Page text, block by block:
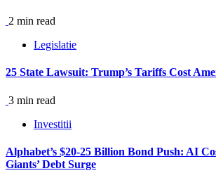
2 min read
Legislatie
25 State Lawsuit: Trump’s Tariffs Cost
3 min read
Investitii
Alphabet’s $20-25 Billion Bond Push: AI
Giants’ Debt Surge